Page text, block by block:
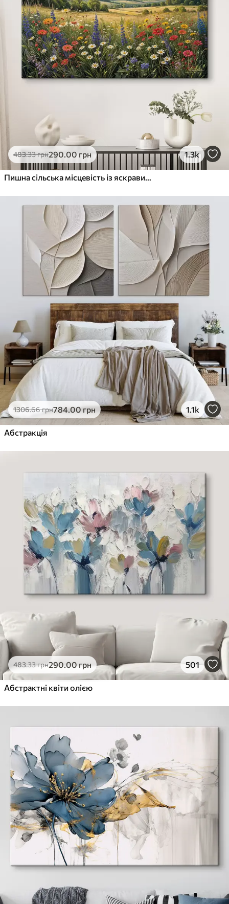
483.33грн290.00 грн 1.3k
Пишна сільська місцевість із яскравим лугом диких квітів, наповненим різнокольоровими квітами під хмарним небом
1306.66грн784.00грн 1.1k
Абстракція
483.33грн290.00грн 501
Абстрактні квіти олією